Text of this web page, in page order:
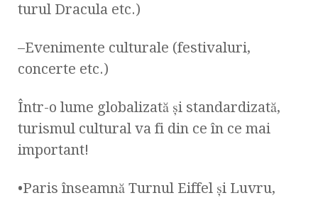
turul Dracula etc.)
–Evenimente culturale (festivaluri,
concerte etc.)
Într-o lume globalizată şi standardizată,
turismul cultural va fi din ce în ce mai
important!
•Paris înseamnă Turnul Eiffel şi Luvru,